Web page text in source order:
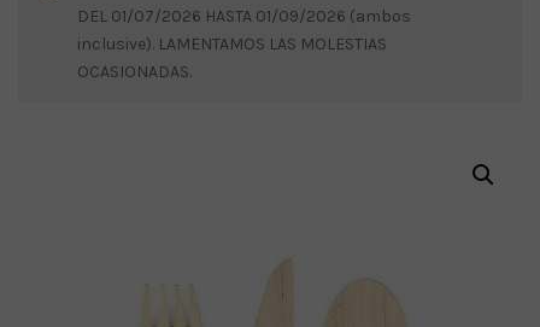
DEL 01/07/2026 HASTA 01/09/2026 (ambos
inclusive). LAMENTAMOS LAS MOLESTIAS
OCASIONADAS.